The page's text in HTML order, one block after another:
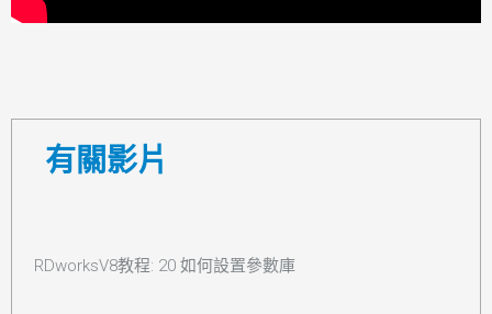
有關影片
RDworksV8教程: 20 如何設置參數庫